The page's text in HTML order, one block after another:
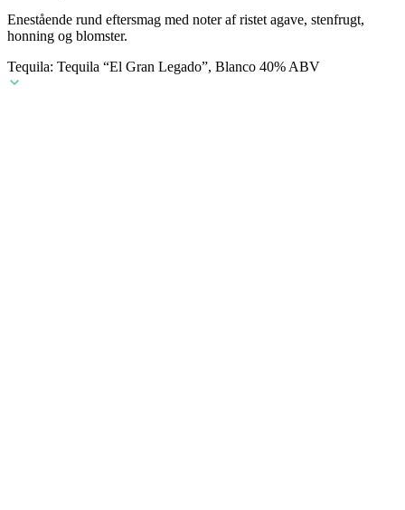
Enestående rund eftersmag med noter af ristet agave, stenfrugt,
honning og blomster.
Tequila: Tequila “El Gran Legado”, Blanco 40% ABV